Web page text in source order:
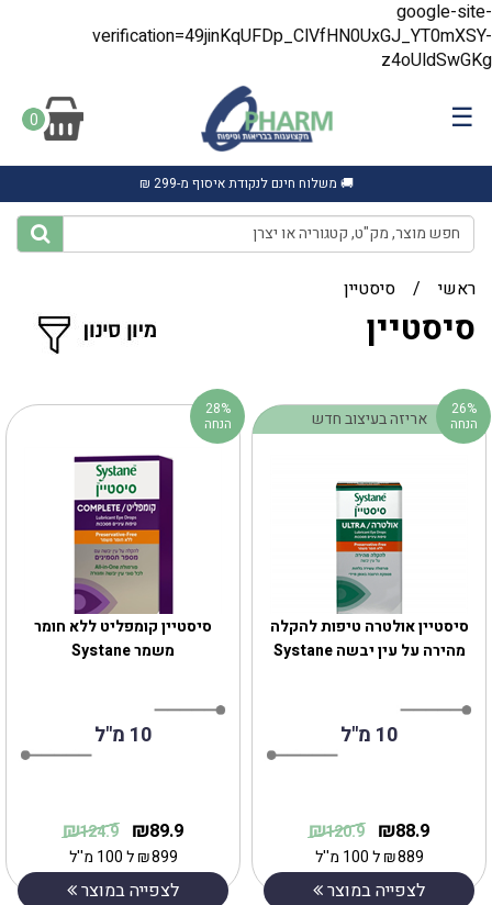
google-site-
verification=49jinKqUFDp_ClVfHN0UxGJ_YT0mXSY-
z4oUldSwGKg
☰
0
🚚 משלוח חינם לנקודת איסוף מ-299 ₪
ראשי / סיסטיין
סיסטיין
סיסטיין קומפליט ללא חומר
משמר Systane
10 מ"ל
89.9
₪
124.9
₪
899
₪ל 100 מ''ל
לצפייה במוצר
28%
הנחה
סיסטיין אולטרה טיפות להקלה
מהירה על עין יבשה Systane
10 מ"ל
אריזה בעיצוב חדש
88.9
₪
120.9
₪
889
₪ל 100 מ''ל
לצפייה במוצר
26%
הנחה